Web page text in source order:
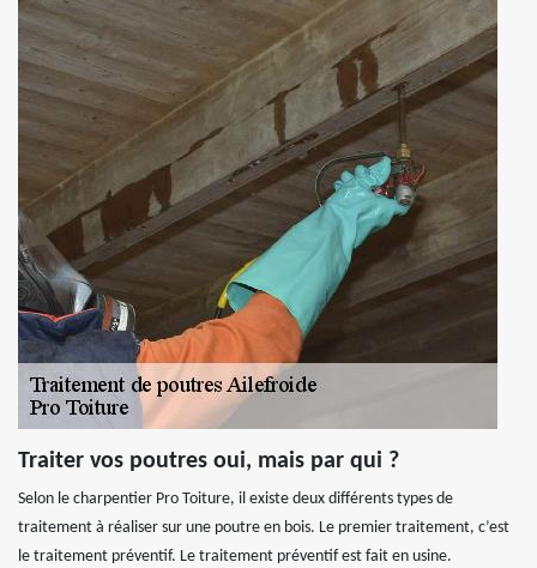
Traiter vos poutres oui, mais par qui ?
Selon le charpentier Pro Toiture, il existe deux différents types de
traitement à réaliser sur une poutre en bois. Le premier traitement, c’est
le traitement préventif. Le traitement préventif est fait en usine.